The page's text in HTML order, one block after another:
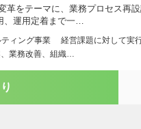
革をテーマに、業務プロセス再
、運用定着まで一…
ティング事業 経営課題に対して実
業務改善、組織…